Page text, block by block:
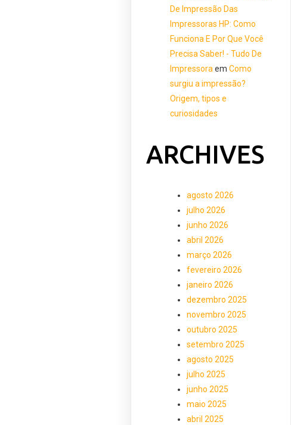
De Impressão Das
Impressoras HP: Como
Funciona E Por Que Você
Precisa Saber! - Tudo De
ImpressoraemComo
surgiu a impressão?
Origem, tipos e
curiosidades
ARCHIVES
agosto 2026
julho 2026
junho 2026
abril 2026
março 2026
fevereiro 2026
janeiro 2026
dezembro 2025
novembro 2025
outubro 2025
setembro 2025
agosto 2025
julho 2025
junho 2025
maio 2025
abril 2025